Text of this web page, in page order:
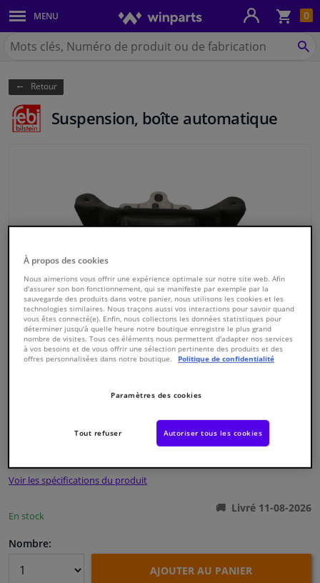
0
MENU
Carrosserie & tôles
Feux & ampoules
Freinage
Système d'échappement
Refroidissement & chauffage
Filtres & liquides
Bagages & transport
Fenêtres & accessoires
Intérieur & ameublement
Styling & Performance
Nettoyage & protection
Camping-car, moto & vélo
Promotions et réductions
Chercher
Winparts.be
Retour
Suspension, boîte automatique
Numéro de produit d'origine:0369070
Voir les spécifications du produit
En stock
Livré 11-08-2026
Nombre:
AJOUTER AU PANIER
À propos des cookies
Nous aimerions vous offrir une expérience optimale sur notre site web. Afin
d'assurer son bon fonctionnement, qui se manifeste par exemple par la
sauvegarde des produits dans votre panier, nous utilisons les cookies et les
technologies similaires. Nous traçons aussi vos interactions pour savoir quand
vous êtes connecté(e). Enfin, nous collectons les données statistiques pour
déterminer jusqu'à quelle heure notre boutique enregistre le plus grand
nombre de visites. Tous ces éléments nous permettent d'adapter nos services
à vos besoins et de vous offrir une sélection pertinente des produits et des
offres personnalisées dans notre boutique.
Politique de confidentialité
Paramètres des cookies
Tout refuser Autoriser tous les cookies